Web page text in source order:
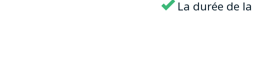
La durée de la